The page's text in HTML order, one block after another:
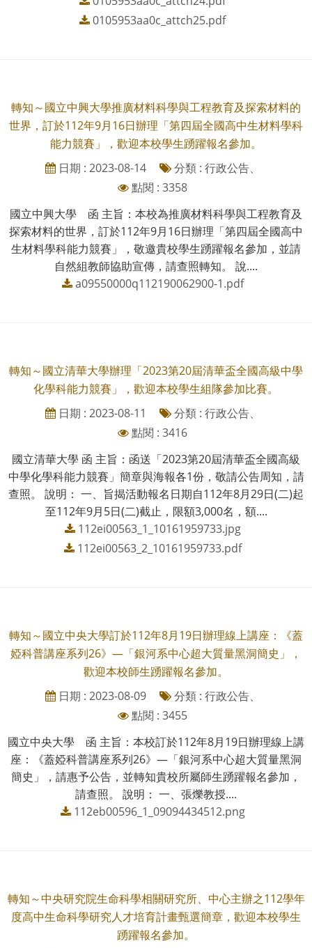
0105953aa0c_attch25.pdf
轉知～國立中興大學推廣材料科學與工程教育及探索材料的
世界，訂於112年9月16日辦理「第四屆全國高中生材料學科
能力競賽」，歡迎本校學生踴躍報名參加。
日期 : 2023-08-14
分類 : 行政公告、
點閱 : 3358
國立中興大學 函 主旨：本校為推廣材料科學與工程教育及
探索材料的世界，訂於112年9月16日辦理「第四屆全國高中
生材料學科能力競賽」，敬邀貴校學生踴躍報名參加，並請
自然組教師協助宣傳，請查照轉知。 說....
a09550000q112190062900-1.pdf
轉知～國立清華大學辦理「2023第20屆清華盃全國高級中學
化學科能力競賽」，歡迎本校學生組隊參加比賽。
日期 : 2023-08-11
分類 : 行政公告、
點閱 : 3416
國立清華大學 函 主旨：函送「2023第20屆清華盃全國高級
中學化學科能力競賽」簡章與海報各1份，敬請公告周知，請
查照。 說明： 一、旨揭活動報名日期自112年8月29日(二)起
至112年9月5日(二)截止，限額3,000名，額....
112ei00563_1_10161959733.jpg
112ei00563_2_10161959733.pdf
轉知～國立中央大學訂於112年8月19日辦理線上講座：《蓋
婭科普講座系列26》—「銀河系中心超大質量黑洞簡史」，
歡迎本校師生踴躍報名參加。
日期 : 2023-08-09
分類 : 行政公告、
點閱 : 3455
國立中央大學 函 主旨：本校訂於112年8月19日辦理線上講
座：《蓋婭科普講座系列26》—「銀河系中心超大質量黑洞
簡史」，請惠予公告，並轉知貴校所屬師生踴躍報名參加，
請查照。 說明： 一、張爍教授....
112eb00596_1_09094434512.png
轉知～中央研究院生命科學相關研究所、中心主辦之112學年
度高中生命科學研究人才培育計畫甄選簡章，歡迎本校學生
踴躍報名參加。